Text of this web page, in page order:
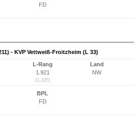
FD
- KVP Vettweiß-Froitzheim (L 33)
L-Rang
1.921
(1.335)
Land
NW
BPL
FD